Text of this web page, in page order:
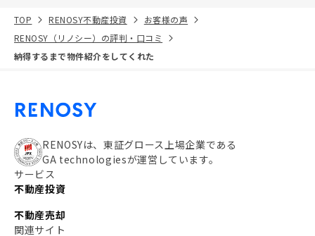
TOP RENOSY不動産投資
お客様の声
RENOSY（リノシー）の評判・口コミ
納得するまで物件紹介をしてくれた
RENOSYは、東証グロース上場企業である
GA technologiesが運営しています。
サービス
不動産投資
不動産売却
関連サイト